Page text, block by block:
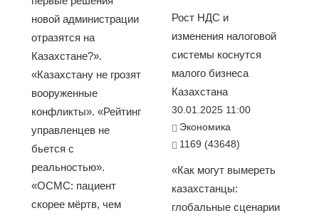
новой администрации
отразятся на
Казахстане?».
«Казахстану не грозят
вооруженные
конфликты». «Рейтинг
управленцев не
бьется с
реальностью».
«ОСМС: пациент
скорее мёртв, чем
Рост НДС и
изменения налоговой
системы коснутся
малого бизнеса
Казахстана
30.01.2025 11:00
Экономика
1169 (43648)
«Как могут вымереть
казахстанцы:
глобальные сценарии